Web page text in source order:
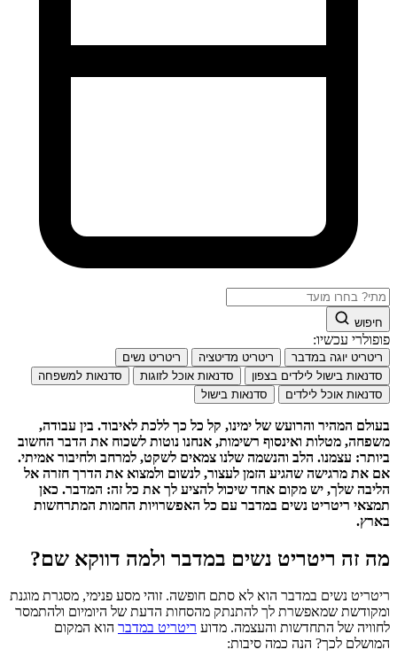
חיפוש
פופולרי עכשיו:
ריטריט יוגה במדבר ריטריט מדיטציה
ריטריט נשים
סדנאות בישול לילדים בצפון
סדנאות אוכל לזוגות
סדנאות למשפחה
סדנאות אוכל לילדים
סדנאות בישול
בעולם המהיר והרועש של ימינו, קל כל כך ללכת לאיבוד. בין עבודה,
משפחה, מטלות ואינסוף רשימות, אנחנו נוטות לשכוח את הדבר החשוב
ביותר: עצמנו. הלב והנשמה שלנו צמאים לשקט, למרחב ולחיבור אמיתי.
אם את מרגישה שהגיע הזמן לעצור, לנשום ולמצוא את הדרך חזרה אל
הליבה שלך, יש מקום אחד שיכול להציע לך את כל זה: המדבר. כאן
תמצאי ריטריט נשים במדבר עם כל האפשרויות החמות המתרחשות
בארץ.
מה זה ריטריט נשים במדבר ולמה דווקא שם?
ריטריט נשים במדבר הוא לא סתם חופשה. זוהי מסע פנימי, מסגרת מוגנת
ומקודשת שמאפשרת לך להתנתק מהסחות הדעת של היומיום ולהתמסר
לחוויה של התחדשות והעצמה. מדוע ריטריט במדבר הוא המקום
המושלם לכך? הנה כמה סיבות: